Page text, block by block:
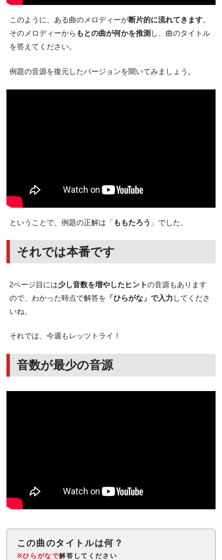
このように、ある曲のメロディーが断片的に流れてきます。
そのメロディーから もとの曲が何かを推測 し、曲のタイトル
を答えてください。
例題の音源を復元したバージョンを聞いてみましょう。
ということで、例題の正解は「ももたろう 」でした。
それでは本番です
2ページ目には少し音数を増やしたヒントの音源もあります
ので、わかった時点で解答を 「ひらがな」で入力 してくださ
いね。
それでは、今週もレッツトライ！
音数が最少の音源
※ひらがなで解答してください